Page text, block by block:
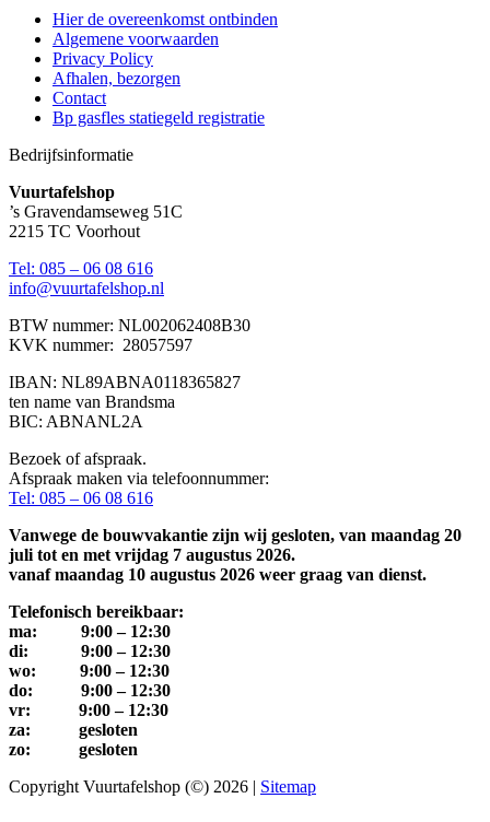
Hier de overeenkomst ontbinden
Algemene voorwaarden
Privacy Policy
Afhalen, bezorgen
Contact
Bp gasfles statiegeld registratie
Bedrijfsinformatie
Vuurtafelshop
’s Gravendamseweg 51C
2215 TC Voorhout
Tel: 085 – 06 08 616
info@vuurtafelshop.nl
BTW nummer: NL002062408B30
KVK nummer: 28057597
IBAN: NL89ABNA0118365827
ten name van Brandsma
BIC: ABNANL2A
Bezoek of afspraak.
Afspraak maken via telefoonnummer:
Tel: 085 – 06 08 616
Vanwege de bouwvakantie zijn wij gesloten, van maandag 20
juli tot en met vrijdag 7 augustus 2026.
vanaf maandag 10 augustus 2026 weer graag van dienst.
Telefonisch bereikbaar:
ma: 9:00 – 12:30
di: 9:00 – 12:30
wo: 9:00 – 12:30
do: 9:00 – 12:30
vr: 9:00 – 12:30
za: gesloten
zo: gesloten
Copyright Vuurtafelshop (©) 2026 | Sitemap